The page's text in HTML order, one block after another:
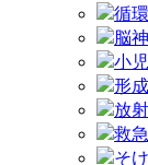
循
脳
小
形
放
救
そ